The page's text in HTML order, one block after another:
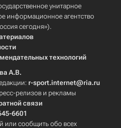
унитарное
информационное агентство
сегодня»).
технологий
А.В.
r-sport.internet@ria.ru
релизов и рекламы
связи
6601
или сообщить обо всех